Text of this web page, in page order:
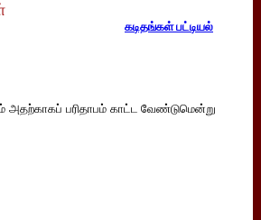
கடிதங்கள் பட்டியல்
அதற்காகப் பரிதாபம் காட்ட வேண்டுமென்று